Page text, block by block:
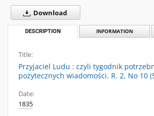
Download
DESCRIPTION INFORMATION
Title:
Przyjaciel Ludu : czyli tygodnik
pożytecznych wiadomości. R. 2, No 10
Date:
1835